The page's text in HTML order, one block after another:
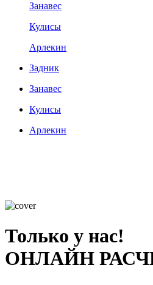
Занавес
Кулисы
Арлекин
Задник
Занавес
Кулисы
Арлекин
Только у нас!
ОНЛАЙН